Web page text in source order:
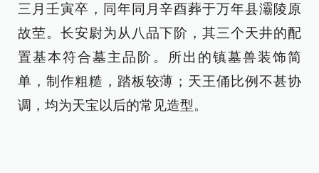
三月壬寅卒，同年同月辛酉葬于万年县灞陵原
故茔。长安尉为从八品下阶，其三个天井的配
置基本符合墓主品阶。所出的镇墓兽装饰简
单，制作粗糙，踏板较薄；天王俑比例不甚协
调，均为天宝以后的常见造型。